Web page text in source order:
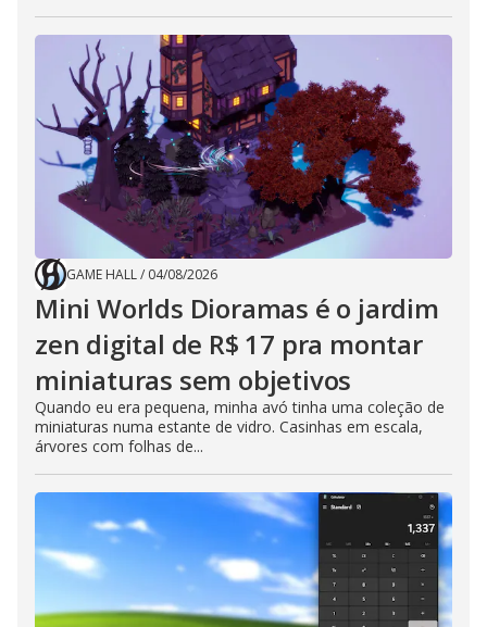
GAME HALL/ 04/08/2026
Mini Worlds Dioramas é o jardim
zen digital de R$ 17 pra montar
miniaturas sem objetivos
Quando eu era pequena, minha avó tinha uma coleção de
miniaturas numa estante de vidro. Casinhas em escala,
árvores com folhas de...